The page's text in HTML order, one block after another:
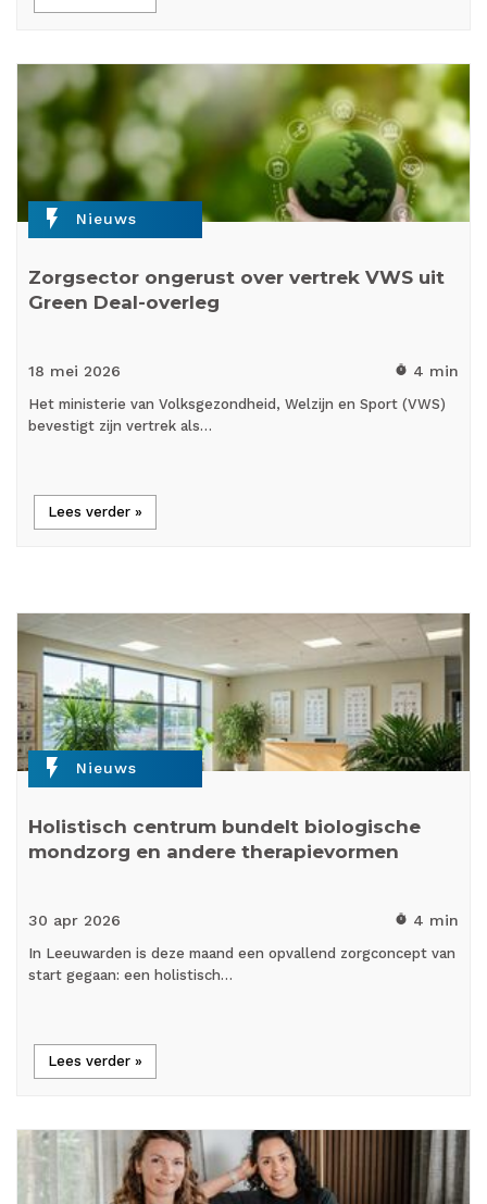
flash_on Nieuws
Zorgsector ongerust over vertrek VWS uit
Green Deal-overleg
18 mei 2026 timer 4 min
Het ministerie van Volksgezondheid, Welzijn en Sport (VWS)
bevestigt zijn vertrek als…
Lees verder »
flash_on Nieuws
Holistisch centrum bundelt biologische
mondzorg en andere therapievormen
30 apr 2026 timer 4 min
In Leeuwarden is deze maand een opvallend zorgconcept van
start gegaan: een holistisch…
Lees verder »